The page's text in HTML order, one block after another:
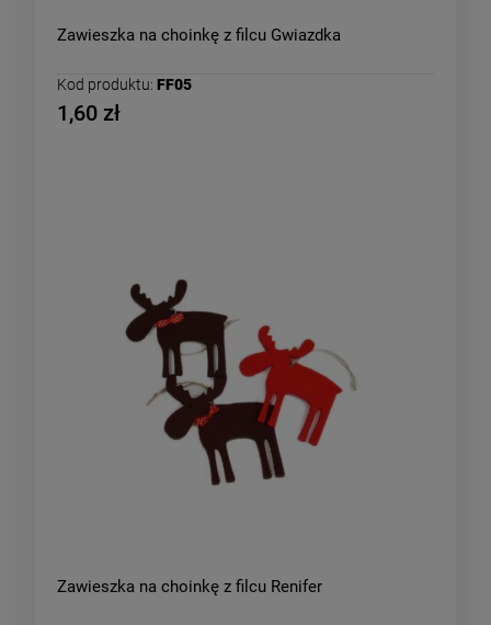
Zawieszka na choinkę z filcu Gwiazdka
Kod produktu: FF05
1,60 zł
Zawieszka na choinkę z filcu Renifer